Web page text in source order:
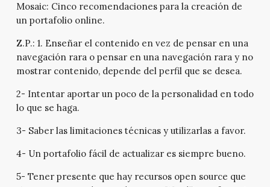
Mosaic: Cinco recomendaciones para la creación de
un portafolio online.
Z.P.: 1. Enseñar el contenido en vez de pensar en una
navegación rara o pensar en una navegación rara y no
mostrar contenido, depende del perfil que se desea.
2- Intentar aportar un poco de la personalidad en todo
lo que se haga.
3- Saber las limitaciones técnicas y utilizarlas a favor.
4- Un portafolio fácil de actualizar es siempre bueno.
5- Tener presente que hay recursos open source que